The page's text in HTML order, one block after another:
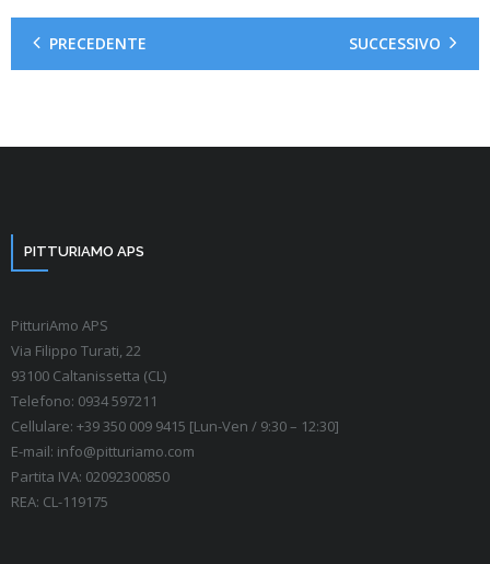
PRECEDENTE SUCCESSIVO
PITTURIAMO APS
PitturiAmo APS
Via Filippo Turati, 22
93100 Caltanissetta (CL)
Telefono: 0934 597211
Cellulare: +39 350 009 9415 [Lun-Ven / 9:30 – 12:30]
E-mail: info@pitturiamo.com
Partita IVA: 02092300850
REA: CL-119175